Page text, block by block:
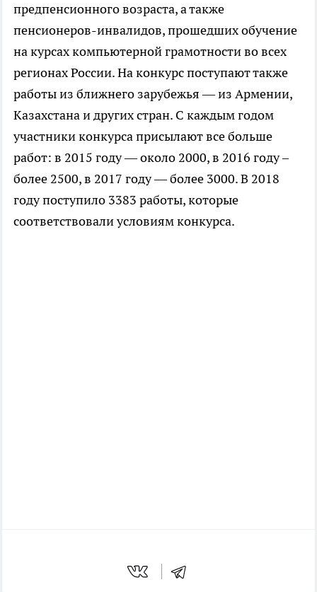
предпенсионного возраста, а также
пенсионеров-инвалидов, прошедших обучение
на курсах компьютерной грамотности во всех
регионах России. На конкурс поступают также
работы из ближнего зарубежья — из Армении,
Казахстана и других стран. С каждым годом
участники конкурса присылают все больше
работ: в 2015 году — около 2000, в 2016 году –
более 2500, в 2017 году — более 3000. В 2018
году поступило 3383 работы, которые
соответствовали условиям конкурса.